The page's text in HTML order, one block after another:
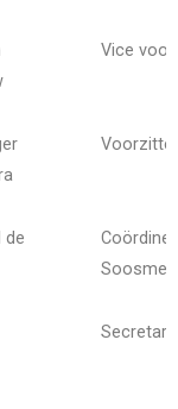
Vice
Voorzitter
de